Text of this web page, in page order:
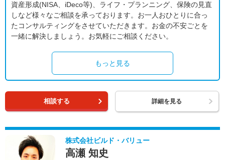
資産形成(NISA、iDeco等)、ライフ・プランニング、保険の見直
しなど様々なご相談を承っております。お一人おひとりに合っ
たコンサルティングをさせていただきます。お金の不安ごとを
一緒に解決しましょう。お気軽にご相談ください。
もっと見る
相談する 詳細を見る
株式会社ビルド・バリュー
高瀬 知史